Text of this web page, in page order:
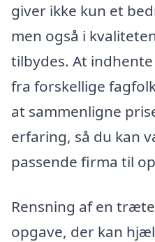
giver ikke kun et
men også i
tilbydes. At
fra forskellige
at sammenligne
erfaring, så du kan
passende firma til
Rensning af en
opgave, der kan